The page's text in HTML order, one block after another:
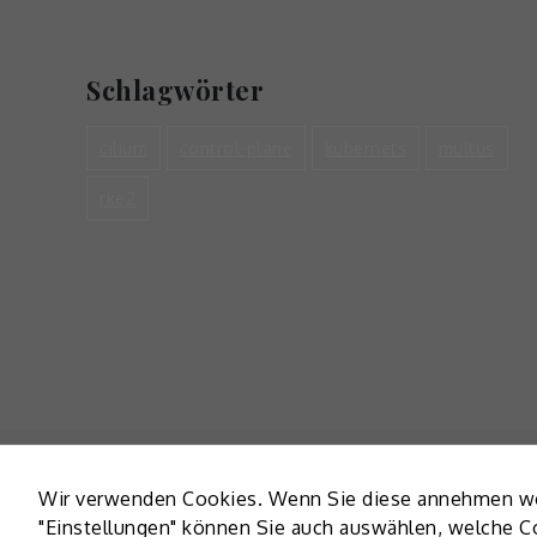
Schlagwörter
Copyright
Wir verwenden Cookies. Wenn Sie diese annehmen
"Einstellungen" können Sie auch auswählen, welche